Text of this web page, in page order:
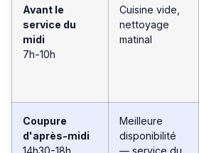
Avant le
service du
midi
7h-10h
Cuisine vide,
nettoyage
matinal
Coupure
d'après-midi
14h30-18h
Meilleure
disponibilité
— service du